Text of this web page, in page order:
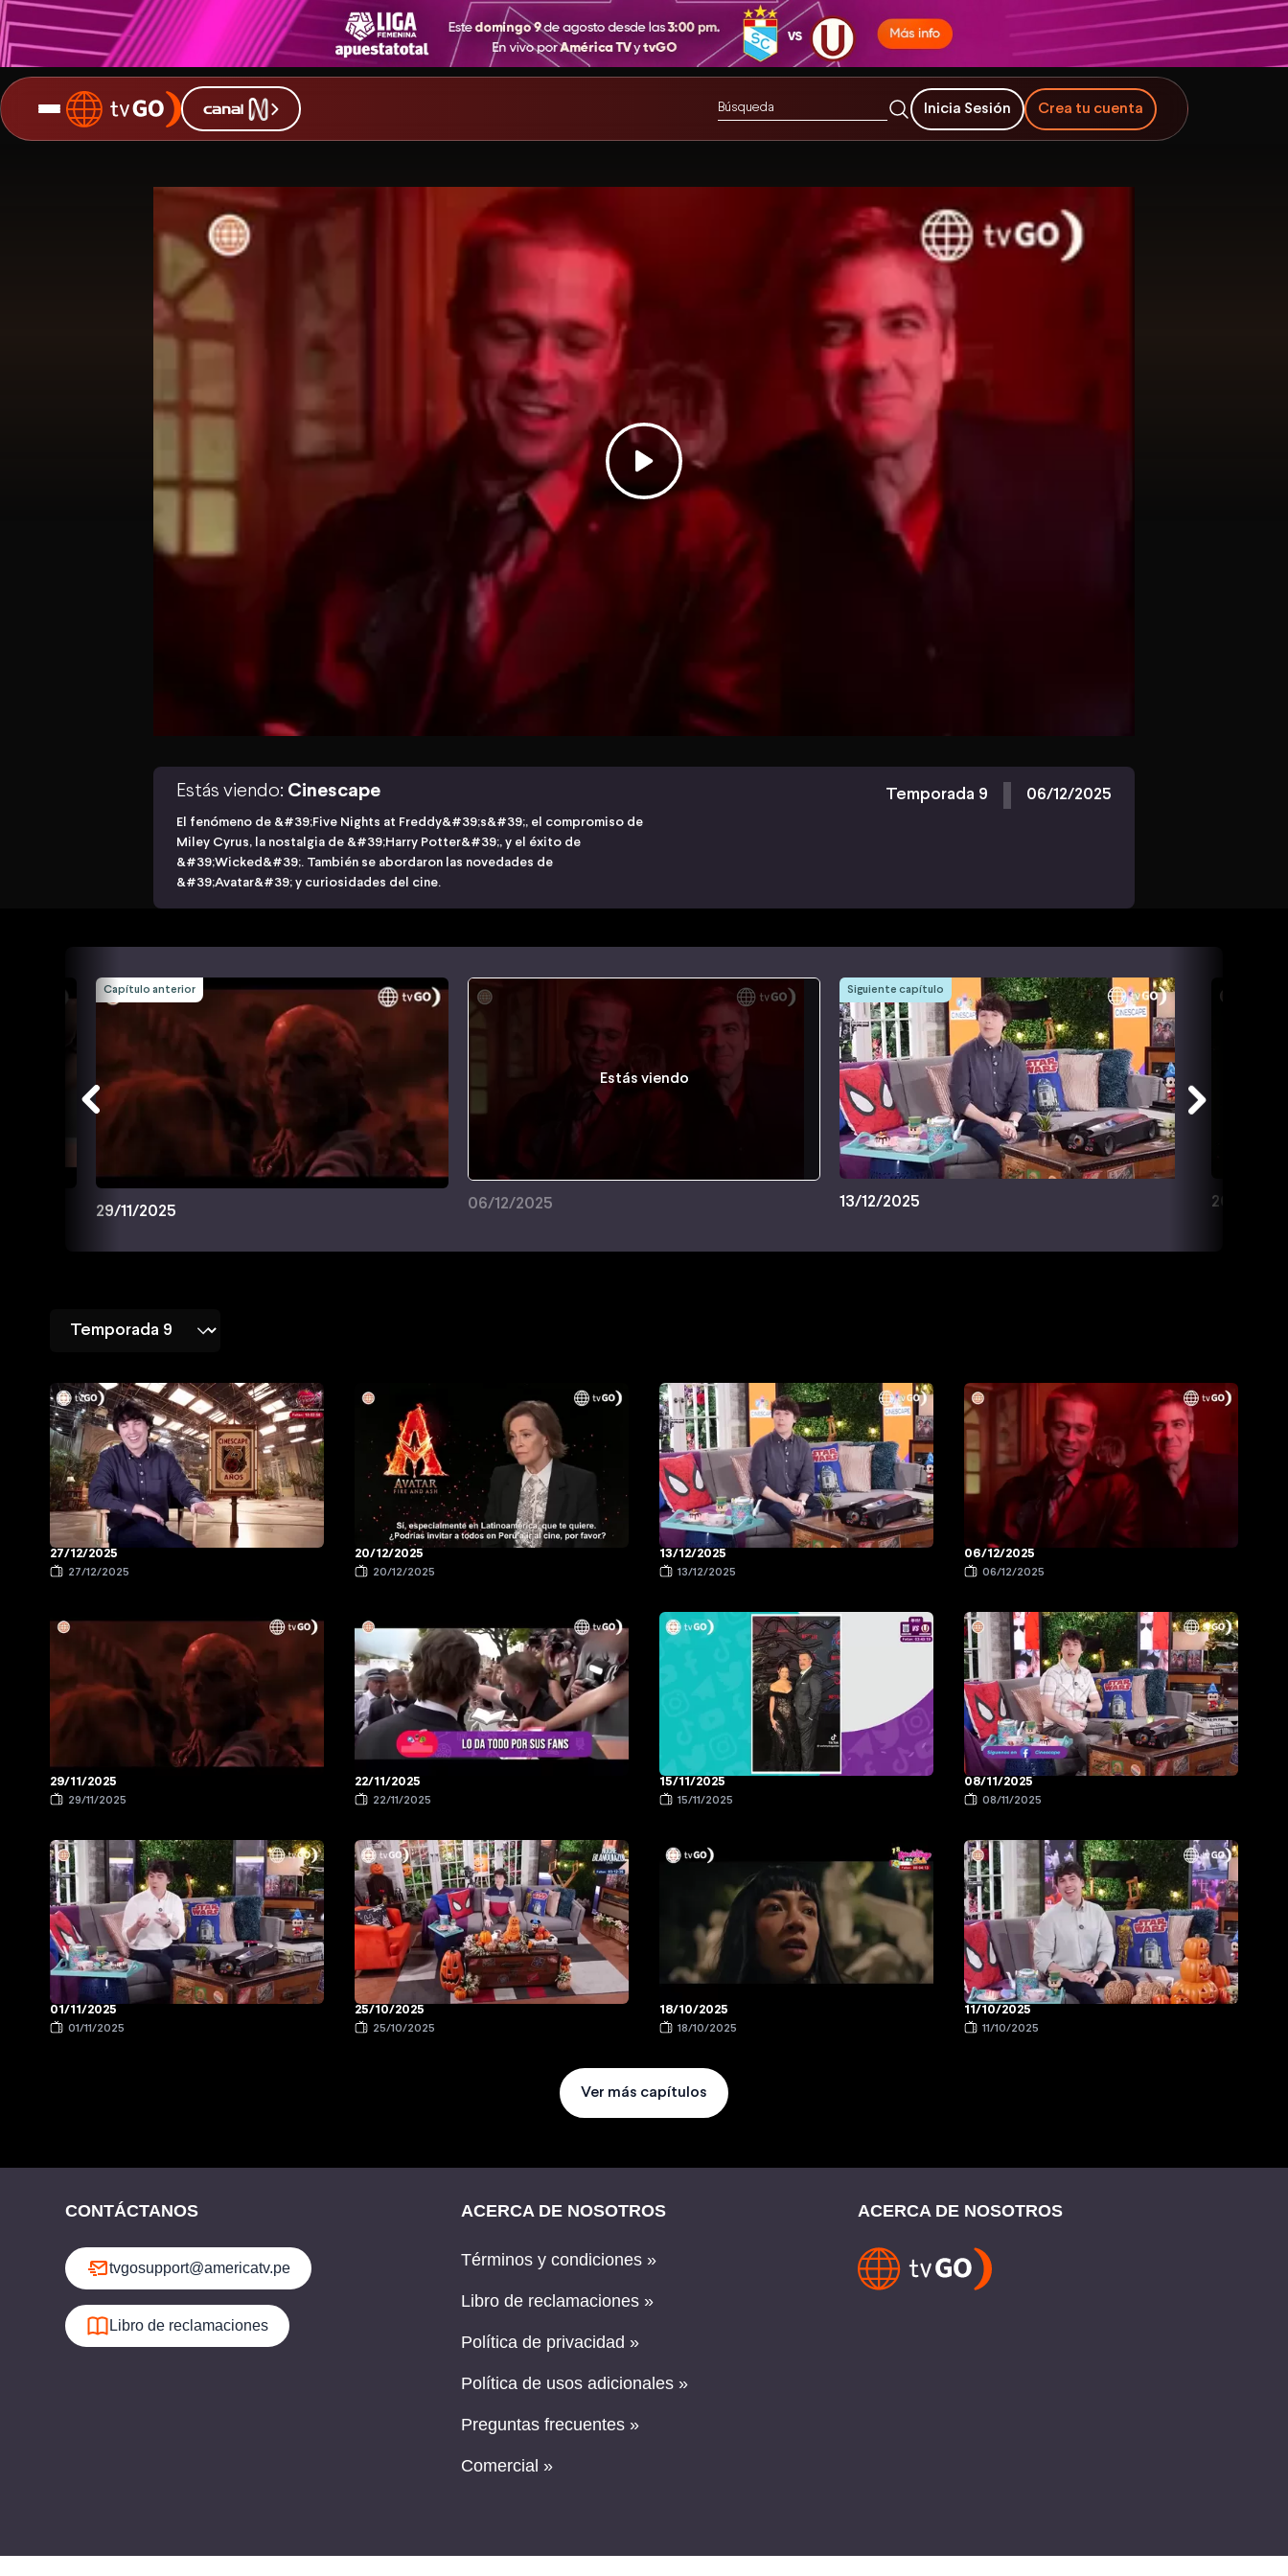
Inicia Sesión Crea tu cuenta
Estás viendo: Cinescape
El fenómeno de &#39;Five Nights at Freddy&#39;s&#39;, el compromiso de
Miley Cyrus, la nostalgia de &#39;Harry Potter&#39;, y el éxito de
&#39;Wicked&#39;. También se abordaron las novedades de
&#39;Avatar&#39; y curiosidades del cine.
Temporada 9 06/12/2025
Capítulo anterior
29/11/2025
Estás viendo
06/12/2025
Siguiente capítulo
13/12/2025 20/12/
27/12/2025
27/12/2025
20/12/2025
20/12/2025
13/12/2025
13/12/2025
06/12/2025
06/12/2025
29/11/2025
29/11/2025
22/11/2025
22/11/2025
15/11/2025
15/11/2025
08/11/2025
08/11/2025
01/11/2025
01/11/2025
25/10/2025
25/10/2025
18/10/2025
18/10/2025
11/10/2025
11/10/2025
Ver más capítulos
CONTÁCTANOS
tvgosupport@americatv.pe
Libro de reclamaciones
ACERCA DE NOSOTROS
Términos y condiciones »
Libro de reclamaciones »
Política de privacidad »
Política de usos adicionales »
Preguntas frecuentes »
Comercial »
ACERCA DE NOSOTROS